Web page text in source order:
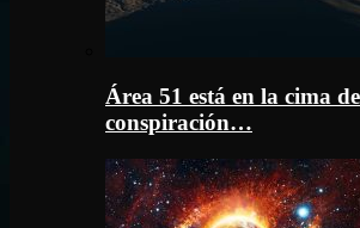
Área 51 está en la cima
conspiración…